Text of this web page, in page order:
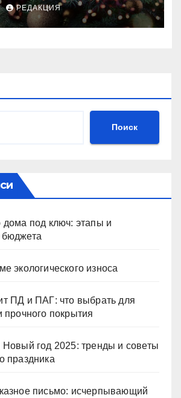
РЕДАКЦИЯ
Поиск
дома под ключ: этапы и
экологического износа
ПД и ПАГ: что выбрать для
прочного покрытия
год 2025: тренды и советы
праздника
письмо: исчерпывающий